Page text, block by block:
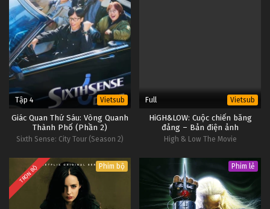
Tập 4 Vietsub
Giác Quan Thứ Sáu: Vòng Quanh
Thành Phố (Phần 2)
Sixth Sense: City Tour (Season 2)
Full Vietsub
HiGH&LOW: Cuộc chiến băng
đảng – Bản điện ảnh
High & Low The Movie
TRỌN BỘ Phim bộ Phim lẻ